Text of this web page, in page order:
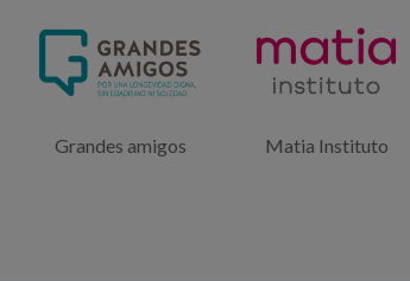
Grandes amigos Matia Instituto